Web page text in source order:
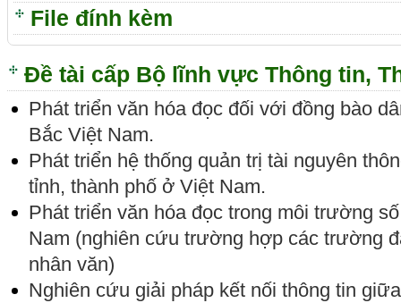
File đính kèm
Đề tài cấp Bộ lĩnh vực Thông tin,
Phát triển văn hóa đọc đối với đồng bào
Bắc Việt Nam.
Phát triển hệ thống quản trị tài nguyên
tỉnh, thành phố ở Việt Nam.
Phát triển văn hóa đọc trong môi trường
Nam (nghiên cứu trường hợp các trường
nhân văn)
Nghiên cứu giải pháp kết nối thông tin